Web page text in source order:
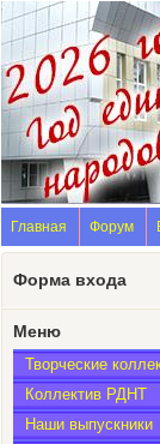
Главная Форум
Форма входа
Меню
Творческие
Коллектив РДНТ
Наши выпускники